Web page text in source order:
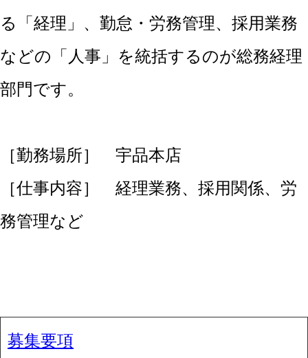
る「経理」、勤怠・労務管理、採用業務
などの「人事」を統括するのが総務経理
部門です。
［勤務場所］ 宇品本店
［仕事内容］ 経理業務、採用関係、労
務管理など
募集要項